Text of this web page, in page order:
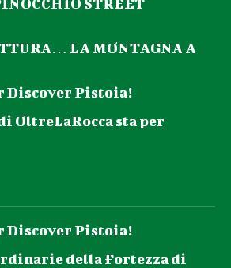
STREET
LA MONTAGNA A
Discover Pistoia!
OltreLaRocca sta per
Discover Pistoia!
della Fortezza di